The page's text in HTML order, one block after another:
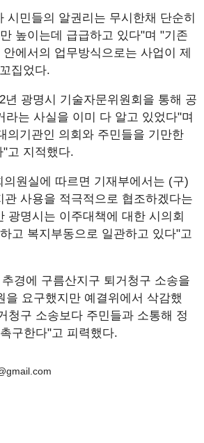
시민들의 알권리는 무시한채 단순히
높이는데 급급하고 있다"며 "기존
에서의 업무방식으로는 사업이 제
집었다.
년 광명시 기술자문위원회을 통해 공
라는 사실을 이미 다 알고 있었다"며
의기관인 의회와 주민들을 기만한
고 지적했다.
원실에 따르면 기재부에서는 (구)
관 사용을 적극적으로 협조하겠다는
광명시는 이주대책에 대한 시의회
고 복지부동으로 일관하고 있다"고
경에 구름산지구 퇴거청구 소송을
을 요구했지만 예결위에서 삭감했
청구 소송보다 주민들과 소통해 정
구한다"고 피력했다.